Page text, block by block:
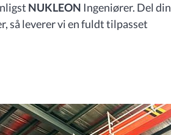
NUKLEON Ingeniører. Del
så leverer vi en fuldt tilpasset